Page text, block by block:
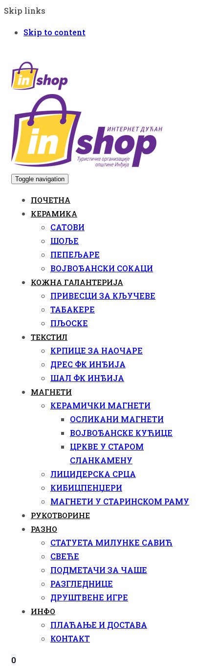
Skip links
Skip to content
Toggle navigation
ПОЧЕТНА
КЕРАМИКА
САТОВИ
ШОЉЕ
ПЕПЕЉАРЕ
ВОЈВОЂАНСКИ СОКАЦИ
КОЖНА ГАЛАНТЕРИЈА
ПРИВЕСЦИ ЗА КЉУЧЕВЕ
ТАБАКЕРЕ
ПЉОСКЕ
ТЕКСТИЛ
КРПИЦЕ ЗА НАОЧАРЕ
ДРЕС ФК ИНЂИЈА
ШАЛ ФК ИНЂИЈА
МАГНЕТИ
КЕРАМИЧКИ МАГНЕТИ
ОСЛИКАНИ МАГНЕТИ
ВОЈВОЂАНСКЕ КУЋИЦЕ
ЦРКВЕ У СТАРОМ
СЛАНКАМЕНУ
ЛИЦИДЕРСКА СРЦА
КИБИЦПЕНЏЕРИ
МАГНЕТИ У СТАРИНСКОМ РАМУ
РУКОТВОРИНЕ
РАЗНО
СТАТУЕТА МИЛУНКЕ САВИЋ
СВЕЋЕ
ПОДМЕТАЧИ ЗА ЧАШЕ
РАЗГЛЕДНИЦЕ
ДРУШТВЕНЕ ИГРЕ
ИНФО
ПЛАЋАЊЕ И ДОСТАВА
КОНТАКТ
0